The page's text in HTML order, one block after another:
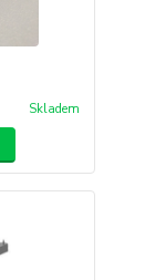
Skladem